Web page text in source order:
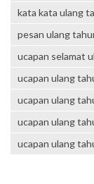
kata kata ulang
pesan ulang
ucapan selamat
ucapan ulang
ucapan ulang
ucapan ulang
ucapan ulang